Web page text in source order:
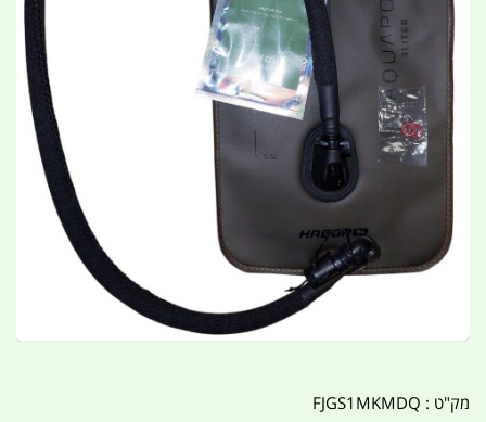
מק"ט : FJGS1MKMDQ